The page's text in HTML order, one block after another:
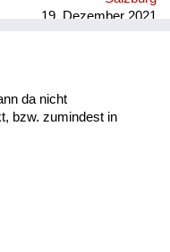
19. Dezember 2021
da nicht
bzw. zumindest in